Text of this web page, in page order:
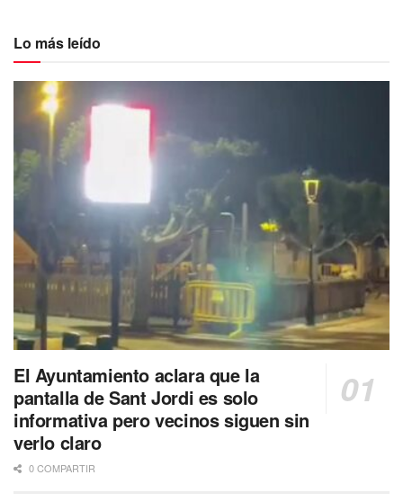
Lo más leído
El Ayuntamiento aclara que la
pantalla de Sant Jordi es solo
informativa pero vecinos siguen sin
verlo claro
0 COMPARTIR